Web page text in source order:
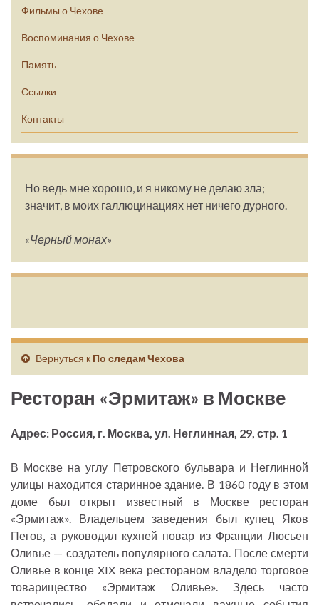
Фильмы о Чехове
Воспоминания о Чехове
Память
Ссылки
Контакты
Но ведь мне хорошо, и я никому не делаю зла;
значит, в моих галлюцинациях нет ничего дурного.
«Черный монах»
Вернуться к По следам Чехова
Ресторан «Эрмитаж» в Москве
Адрес: Россия, г. Москва, ул. Неглинная, 29, стр. 1
В Москве на углу Петровского бульвара и Неглинной
улицы находится старинное здание. В 1860 году в этом
доме был открыт известный в Москве ресторан
«Эрмитаж». Владельцем заведения был купец Яков
Пегов, а руководил кухней повар из Франции Люсьен
Оливье — создатель популярного салата. После смерти
Оливье в конце XIX века рестораном владело торговое
товарищество «Эрмитаж Оливье». Здесь часто